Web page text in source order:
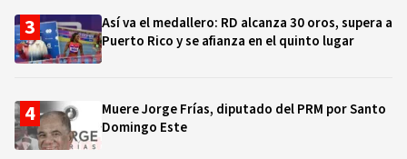
Así va el medallero: RD alcanza 30 oros, supera a
Puerto Rico y se afianza en el quinto lugar
Muere Jorge Frías, diputado del PRM por Santo
Domingo Este